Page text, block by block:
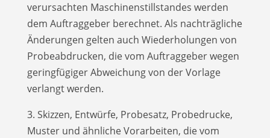
verursachten Maschinenstillstandes werden
dem Auftraggeber berechnet. Als nachträgliche
Änderungen gelten auch Wiederholungen von
Probeabdrucken, die vom Auftraggeber wegen
gering­fügiger Abweichung von der Vorlage
verlangt werden.
3. Skizzen, Entwürfe, Probesatz, Probedrucke,
Muster und ähnliche Vorarbeiten, die vom